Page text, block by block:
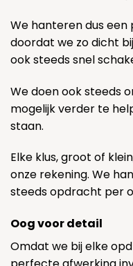
We hanteren dus een
doordat we zo dicht
ook steeds snel
We doen ook steeds
mogelijk verder te
staan.
Elke klus, groot of
onze rekening. We
steeds opdracht per
Oog voor detail
Omdat we bij elke